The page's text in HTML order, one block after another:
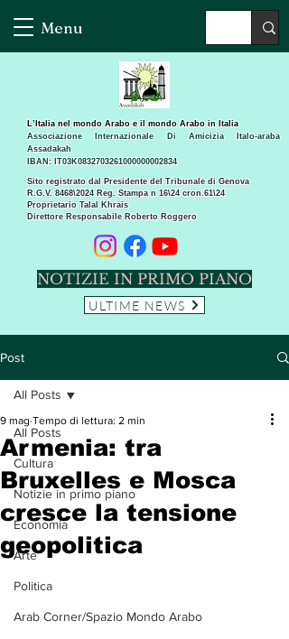
Menu
Sito registrato dal Presidente del Tribunale di Genova
R.G.V. 8468\2024 Reg. Stampa n 16\24 cron.61\24 ​
Proprietario Talal Khrais
Direttore Responsabile Roberto Roggero
L’Italia nel mondo Arabo e il mondo Arabo in Italia
Associazione Internazionale Di Amicizia Italo-araba
Assadakah
IBAN: IT03K0832703261000000002834
NOTIZIE IN PRIMO PIANO
ULTIME NEWS
Post
All Posts
Cultura
Notizie in primo piano
Economia
Arte
Politica
Arab Corner/Spazio Mondo Arabo
All Posts
Armenia: tra
Bruxelles e Mosca
cresce la tensione
geopolitica
9 mag Tempo di lettura: 2 min